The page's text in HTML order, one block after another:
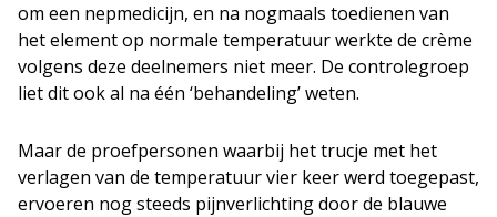
om een nepmedicijn, en na nogmaals toedienen van
het element op normale temperatuur werkte de crème
volgens deze deelnemers niet meer. De controlegroep
liet dit ook al na één ‘behandeling’ weten.
Maar de proefpersonen waarbij het trucje met het
verlagen van de temperatuur vier keer werd toegepast,
ervoeren nog steeds pijnverlichting door de blauwe